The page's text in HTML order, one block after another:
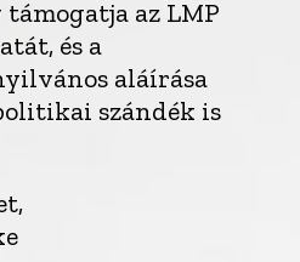
az LMP
és a
aláírása
szándék is